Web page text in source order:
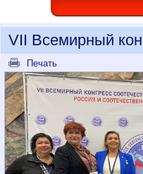
VII Всемирный
Печать